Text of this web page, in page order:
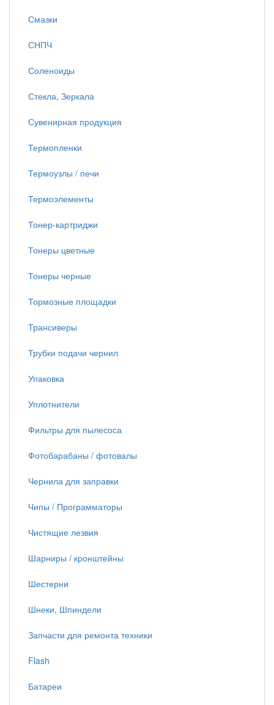
Смазки
СНПЧ
Соленоиды
Стекла, Зеркала
Сувенирная продукция
Термопленки
Термоузлы / печи
Термоэлементы
Тонер-картриджи
Тонеры цветные
Тонеры черные
Тормозные площадки
Трансиверы
Трубки подачи чернил
Упаковка
Уплотнители
Фильтры для пылесоса
Фотобарабаны / фотовалы
Чернила для заправки
Чипы / Программаторы
Чистящие лезвия
Шарниры / кронштейны
Шестерни
Шнеки, Шпиндели
Запчасти для ремонта техники
Flash
Батареи